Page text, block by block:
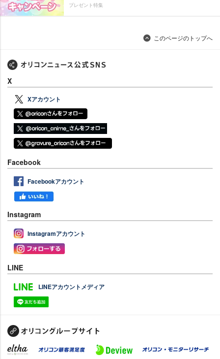
プレゼント特集
このページのトップへ
X
Xアカウント
Facebook
Facebookアカウント
Instagram
Instagramアカウント
LINE
LINEアカウントメディア